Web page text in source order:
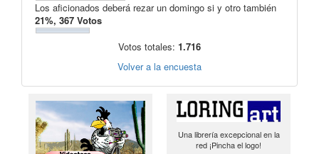
Los aficionados deberá rezar un domingo si y otro también
21%, 367 Votos
Votos totales: 1.716
Volver a la encuesta
Una librería excepcional en la
red ¡Pincha el logo!